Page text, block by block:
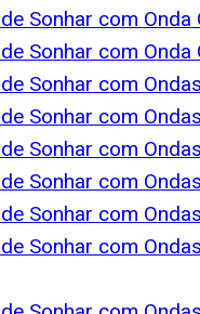
Sonhar com Onda
Sonhar com Onda
Sonhar com Ondas
Sonhar com
Sonhar com
Sonhar com
Sonhar com
Sonhar com